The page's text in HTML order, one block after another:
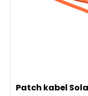
Patch kabel